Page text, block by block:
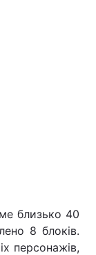
близько 40
8 блоків.
персонажів,